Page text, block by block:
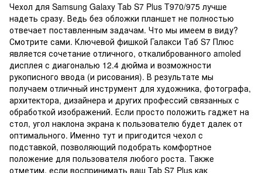
Чехол для Samsung Galaxy Tab S7 Plus T970/975 лучше
надеть сразу. Ведь без обложки планшет не полностью
отвечает поставленным задачам. Что мы имеем в виду?
Смотрите сами. Ключевой фишкой Галакси Таб S7 Плюс
является сочетание отличного, откалиброванного amoled
дисплея с диагональю 12.4 дюйма и возможности
рукописного ввода (и рисования). В результате мы
получаем отличный инструмент для художника, фотографа,
архитектора, дизайнера и других профессий связанных с
обработкой изображений. Если просто положить гаджет на
стол, угол наклона экрана к пользователю будет далек от
оптимального. Именно тут и пригодится чехол с
подставкой, позволяющий подобрать комфортное
положение для пользователя любого роста. Также
отметим, если воспринимать ваш Tab S7 Plus как